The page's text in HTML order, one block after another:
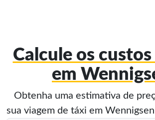
Calcule os
em
Obtenha uma estimativa de
sua viagem de táxi em